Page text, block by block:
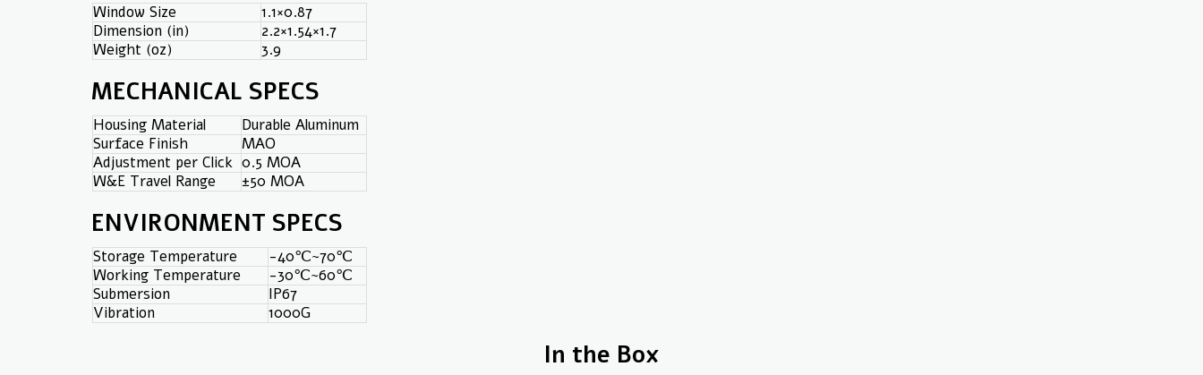
Window Size
1.1×0.87
Dimension (in)
2.2×1.54×1.7
Weight (oz)
3.9
MECHANICAL SPECS
Housing Material
Durable Aluminum
Surface Finish
MAO
Adjustment per Click 0.5 MOA
W&E Travel Range
±50 MOA
ENVIRONMENT SPECS
Storage Temperature
-40℃~70℃
Working Temperature
-30℃~60℃
Submersion
IP67
Vibration
1000G
In the Box